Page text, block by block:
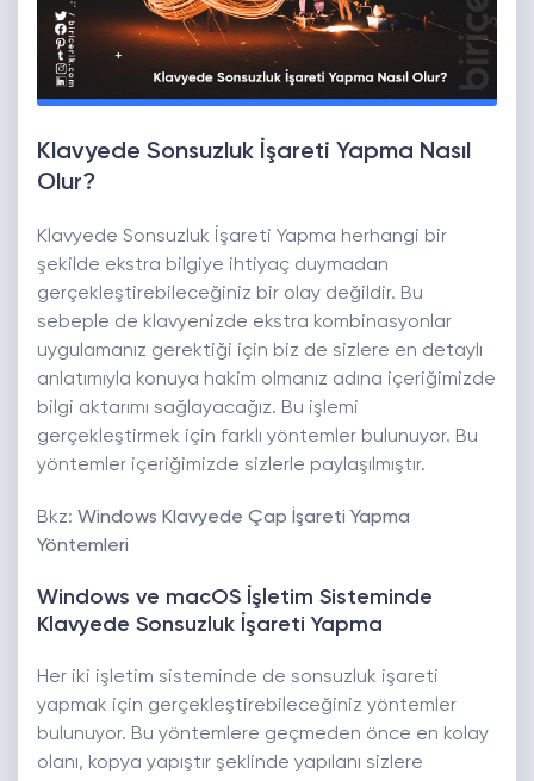
Klavyede Sonsuzluk İşareti Yapma Nasıl
Olur?
Klavyede Sonsuzluk İşareti Yapma herhangi bir
şekilde ekstra bilgiye ihtiyaç duymadan
gerçekleştirebileceğiniz bir olay değildir. Bu
sebeple de klavyenizde ekstra kombinasyonlar
uygulamanız gerektiği için biz de sizlere en detaylı
anlatımıyla konuya hakim olmanız adına içeriğimizde
bilgi aktarımı sağlayacağız. Bu işlemi
gerçekleştirmek için farklı yöntemler bulunuyor. Bu
yöntemler içeriğimizde sizlerle paylaşılmıştır.
Bkz: Windows Klavyede Çap İşareti Yapma
Yöntemleri
Windows ve macOS İşletim Sisteminde
Klavyede Sonsuzluk İşareti Yapma
Her iki işletim sisteminde de sonsuzluk işareti
yapmak için gerçekleştirebileceğiniz yöntemler
bulunuyor. Bu yöntemlere geçmeden önce en kolay
olanı, kopya yapıştır şeklinde yapılanı sizlere